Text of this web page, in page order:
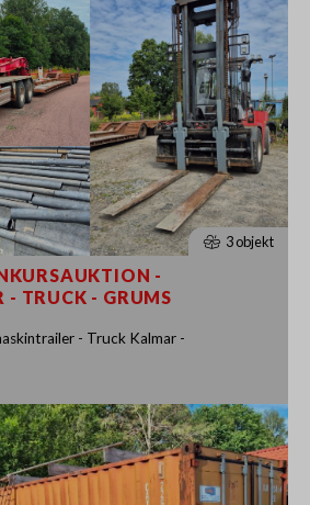
3 objekt
-
- TRUCK - GRUMS
- Truck Kalmar -